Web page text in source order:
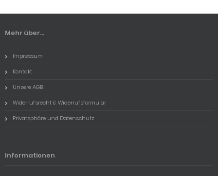
Mehr über...
Impressum
Kontakt
Unsere AGB
Widerrufsrecht & Widerrufsformular
Privatsphäre und Datenschutz
Informationen